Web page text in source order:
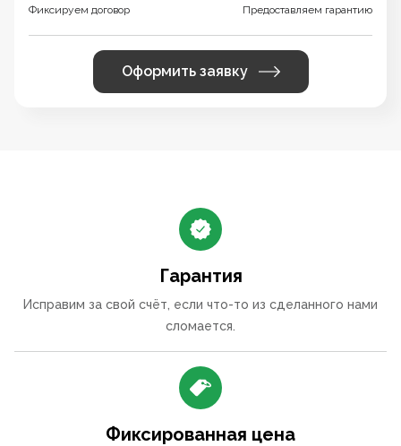
Фиксируем договор Предоставляем гарантию
Оформить заявку
Гарантия
Исправим за свой счёт, если что-то из сделанного нами
сломается.
Фиксированная цена